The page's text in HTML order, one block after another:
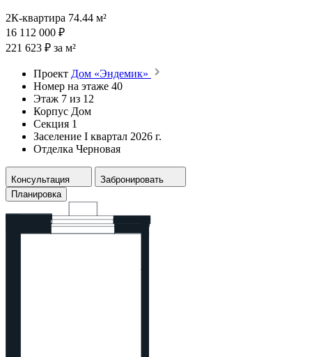
2К-квартира 74.44 м²
16 112 000 ₽
221 623 ₽ за м²
Проект Дом «Эндемик»
Номер на этаже 40
Этаж 7 из 12
Корпус Дом
Секция 1
Заселение I квартал 2026 г.
Отделка Черновая
Консультация
Забронировать
Планировка